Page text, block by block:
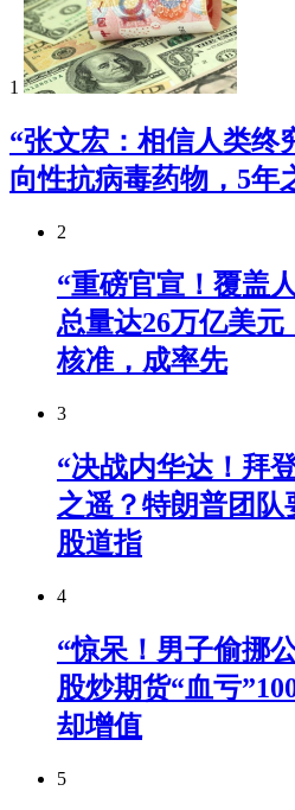
1
“张文宏：相信人类终
向性抗病毒药物，5年
2
“重磅官宣！覆盖
总量达26万亿美元
核准，成率先
3
“决战内华达！拜
之遥？特朗普团
股道指
4
“惊呆！男子偷挪
股炒期货“血亏
却增值
5